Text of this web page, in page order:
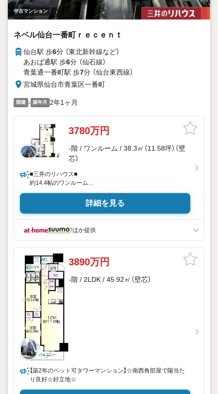
中古マンション
ネベル仙台一番町ｒｅｃｅｎｔ
仙台駅 歩6分 （東北新幹線など）
あおば通駅 歩6分 （仙石線）
青葉通一番町駅 歩7分 （仙台東西線）
宮城県仙台市青葉区一番町
階建 - 築年月 2年1ヶ月
3780万円
-階 / ワンルーム / 38.3㎡（11.58坪）（壁
芯）
■三井のリハウス■
約14.4帖のワンルーム
北西・南東の2面採光設計
詳細を見る
ほか提供
3890万円
-階 / 2LDK / 45.92㎡（壁芯）
【築2年のペット可タワーマンション】☆南西角部屋で陽当た
り良好☆好立地☆